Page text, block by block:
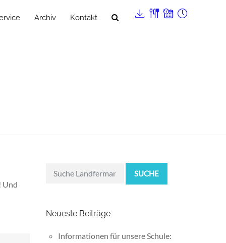
Archiv Kontakt
Und
SUCHE
Neueste Beiträge
Informationen für unsere Schule: